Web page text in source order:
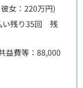
女：220万円)
い残り35回 残
益費等：88,000